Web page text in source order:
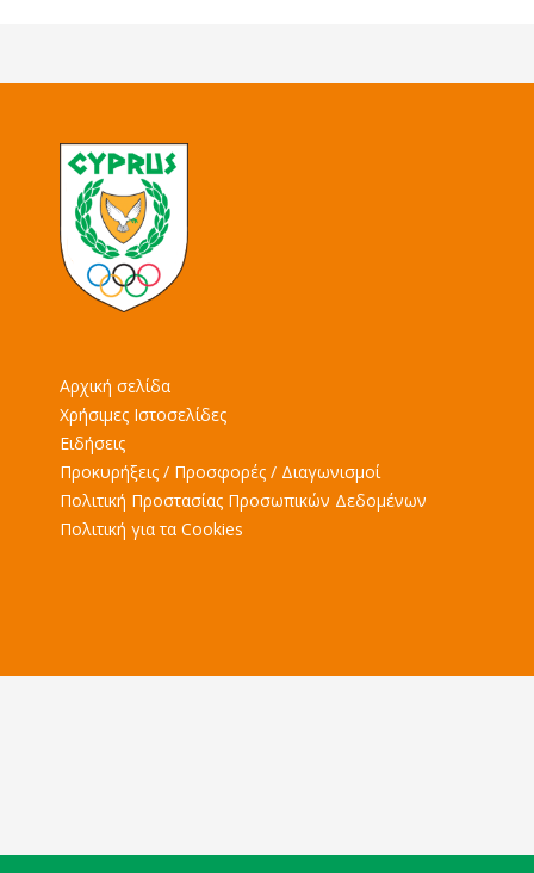
Αρχική σελίδα
Χρήσιμες Ιστοσελίδες
Ειδήσεις
Προκυρήξεις / Προσφορές / Διαγωνισμοί
Πολιτική Προστασίας Προσωπικών Δεδομένων
Πολιτική για τα Cookies